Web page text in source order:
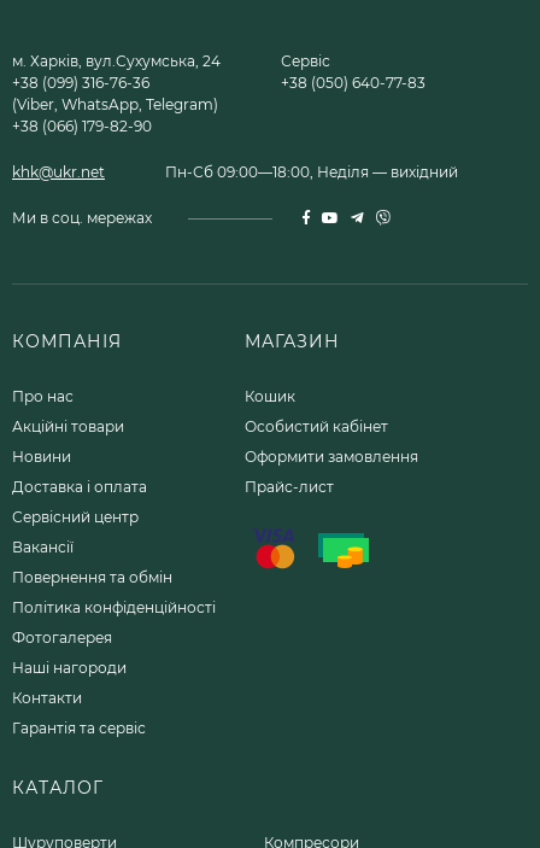
м. Харків, вул.Сухумська, 24
+38 (099) 316-76-36
(Viber, WhatsApp, Telegram)
+38 (066) 179-82-90
Сервіс
+38 (050) 640-77-83
khk@ukr.net Пн-Сб 09:00—18:00, Неділя — вихідний
Ми в соц. мережах
КОМПАНІЯ
Про нас
Акційні товари
Новини
Доставка і оплата
Сервісний центр
Вакансії
Повернення та обмін
Політика конфіденційності
Фотогалерея
Наші нагороди
Контакти
Гарантія та сервіс
МАГАЗИН
Кошик
Особистий кабінет
Оформити замовлення
Прайс-лист
КАТАЛОГ
Шуруповерти Компресори